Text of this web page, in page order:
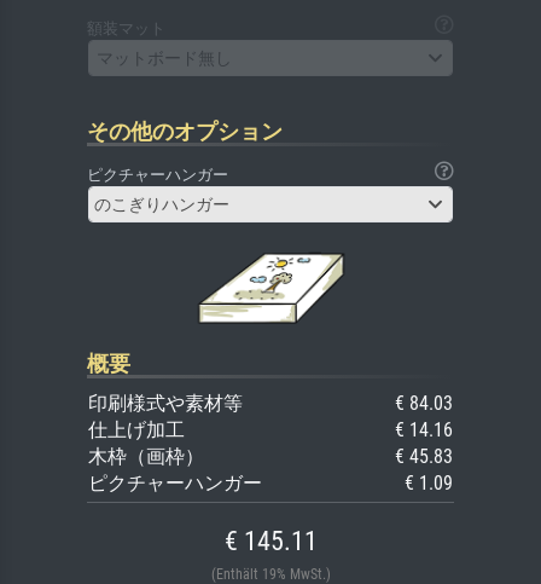
額装マット
マットボード無し
その他のオプション
ピクチャーハンガー
のこぎりハンガー
概要
印刷様式や素材等
€ 84.03
仕上げ加工
€ 14.16
木枠（画枠）
€ 45.83
ピクチャーハンガー
€ 1.09
€ 145.11
(Enthält 19% MwSt.)